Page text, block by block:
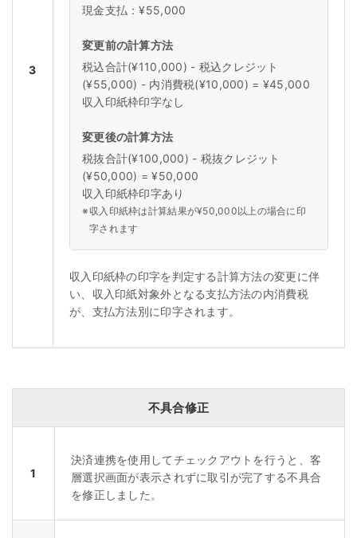
3
現金支払：¥55,000
変更前の計算方法
税込合計(¥110,000) - 税込クレジット
(¥55,000) - 内消費税(¥10,000) = ¥45,000
収入印紙枠印字なし
変更後の計算方法
税抜合計(¥100,000) - 税抜クレジット
(¥50,000) = ¥50,000
収入印紙枠印字あり
※収入印紙枠は計算結果が¥50,000以上の場合に印
字されます
収入印紙枠の印字を判定する計算方法の変更に伴
い、収入印紙対象外となる支払方法の内消費税
が、支払方法別に印字されます。
不具合修正
1
決済連携を使用してチェックアウトを行うと、客
層選択画面が表示されずに取引が完了する不具合
を修正しました。